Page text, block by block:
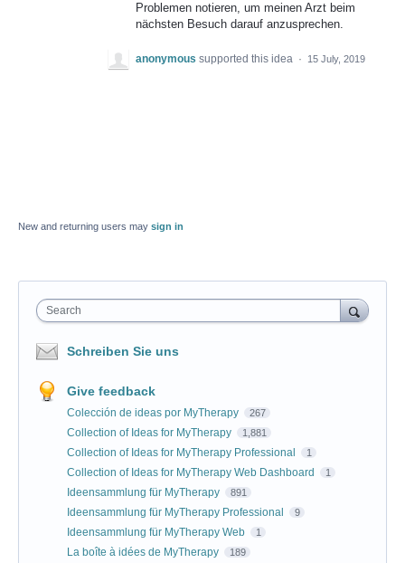
Problemen notieren, um meinen Arzt beim
nächsten Besuch darauf anzusprechen.
anonymous supported this idea · 15 July, 2019
New and returning users may sign in
Search
Schreiben Sie uns
Give feedback
Colección de ideas por MyTherapy 267
Collection of Ideas for MyTherapy 1,881
Collection of Ideas for MyTherapy Professional 1
Collection of Ideas for MyTherapy Web Dashboard 1
Ideensammlung für MyTherapy 891
Ideensammlung für MyTherapy Professional 9
Ideensammlung für MyTherapy Web 1
La boîte à idées de MyTherapy 189